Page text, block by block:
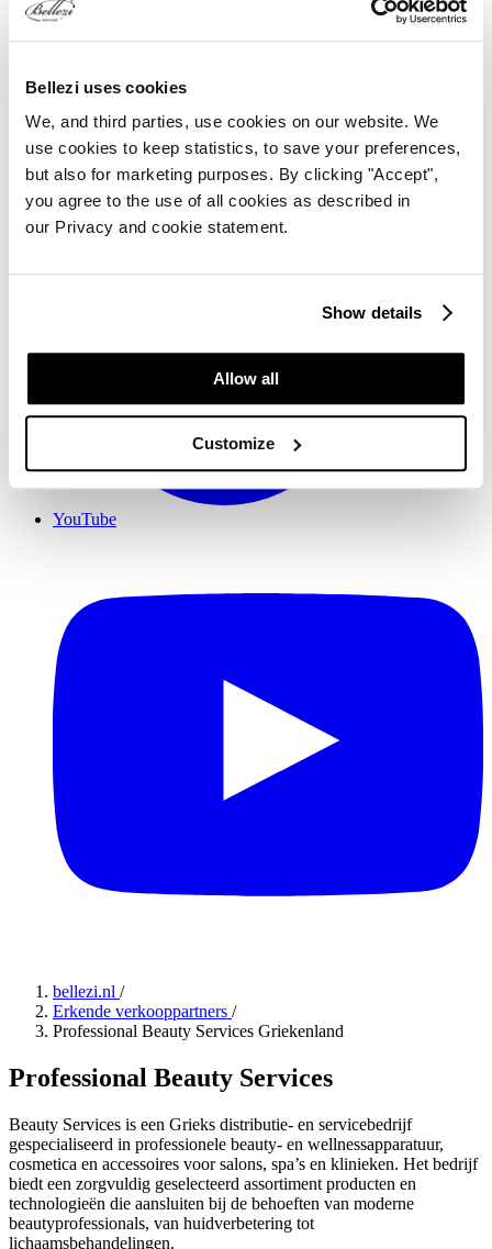
Bellezi uses cookies
We, and third parties, use cookies on our website. We
use cookies to keep statistics, to save your preferences,
but also for marketing purposes. By clicking "Accept",
you agree to the use of all cookies as described in
our Privacy and cookie statement.
Show details
Allow all
Customize
YouTube
bellezi.nl /
Erkende verkooppartners /
Professional Beauty Services Griekenland
Professional Beauty Services
Beauty Services is een Grieks distributie- en servicebedrijf
gespecialiseerd in professionele beauty- en wellnessapparatuur,
cosmetica en accessoires voor salons, spa’s en klinieken. Het bedrijf
biedt een zorgvuldig geselecteerd assortiment producten en
technologieën die aansluiten bij de behoeften van moderne
beautyprofessionals, van huidverbetering tot
lichaamsbehandelingen.